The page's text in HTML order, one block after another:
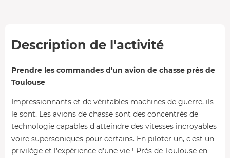
Description de l'activité
Prendre les commandes d'un avion de chasse près de
Toulouse
Impressionnants et de véritables machines de guerre, ils
le sont. Les avions de chasse sont des concentrés de
technologie capables d'atteindre des vitesses incroyables
voire supersoniques pour certains. En piloter un, c'est un
privilège et l'expérience d'une vie ! Près de Toulouse en